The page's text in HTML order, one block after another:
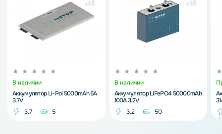
В наличии
Аккумулятор Li-Pol 5000mAh 5A
3.7V
3.7
5
В наличии
Аккумулятор LiFePO4 50000mAh
100A 3.2V
3.2
50